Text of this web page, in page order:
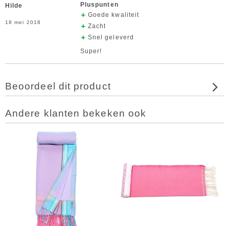
Hilde
18 mei 2018
Pluspunten
Goede kwaliteit
Zacht
Snel geleverd
Super!
Beoordeel dit product
Andere klanten bekeken ook